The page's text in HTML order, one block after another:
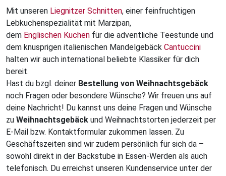
Mit unseren Liegnitzer Schnitten, einer feinfruchtigen
Lebkuchenspezialität mit Marzipan,
dem Englischen Kuchen für die adventliche Teestunde und
dem knusprigen italienischen Mandelgebäck Cantuccini
halten wir auch international beliebte Klassiker für dich
bereit.
Hast du bzgl. deiner Bestellung von Weihnachtsgebäck
noch Fragen oder besondere Wünsche? Wir freuen uns auf
deine Nachricht! Du kannst uns deine Fragen und Wünsche
zu Weihnachtsgebäck und Weihnachtstorten jederzeit per
E-Mail bzw. Kontaktformular zukommen lassen. Zu
Geschäftszeiten sind wir zudem persönlich für sich da –
sowohl direkt in der Backstube in Essen-Werden als auch
telefonisch. Du erreichst unseren Kundenservice unter der